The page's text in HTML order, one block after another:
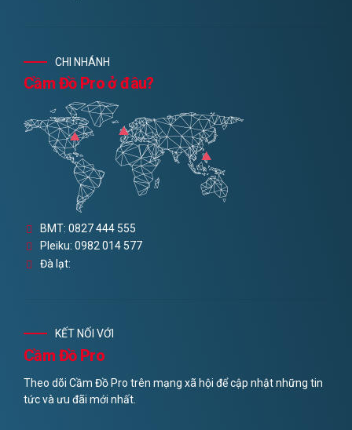
CHI NHÁNH
Cầm Đồ Pro ở đâu?
BMT: 0827 444 555
Pleiku: 0982 014 577
Đà lạt:
KẾT NỐI VỚI
Cầm Đồ Pro
Theo dõi Cầm Đồ Pro trên mạng xã hội để cập nhật những tin
tức và ưu đãi mới nhất.